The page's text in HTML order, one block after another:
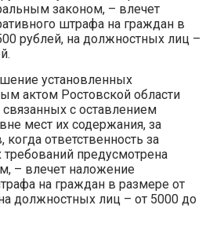
законом, – влечет
штрафа на граждан в
рублей, на должностных лиц –
установленных
актом Ростовской области
с оставлением
мест их содержания, за
ответственность за
предусмотрена
– влечет наложение
на граждан в размере от
должностных лиц – от 5000 до